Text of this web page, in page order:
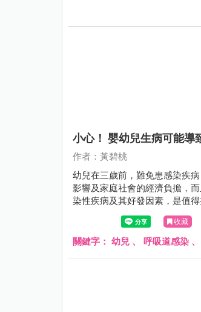
小心！ 嬰幼兒生病可能導
作者：黃碧桃
幼兒在三歲前，難免患感染疾
影響及家庭社會的經濟負擔，
染性疾病及其好發因素，是值得
收藏
關鍵字： 幼兒 、 呼吸道感染 、